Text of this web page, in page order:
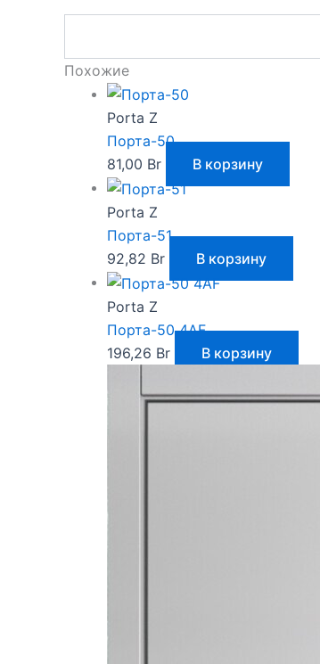
Похожие
Porta Z
Порта-50
81,00 Br В корзину
Porta Z
Порта-51
92,82 Br В корзину
Porta Z
Порта-50 4AF
196,26 Br В корзину